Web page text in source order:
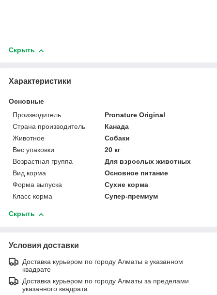
Скрыть
Характеристики
Основные
Производитель
Pronature Original
Страна производитель
Канада
Животное
Собаки
Вес упаковки
20 кг
Возрастная группа
Для взрослых животных
Вид корма
Основное питание
Форма выпуска
Сухие корма
Класс корма
Супер-премиум
Скрыть
Условия доставки
Доставка курьером по городу Алматы в указанном
квадрате
Доставка курьером по городу Алматы за пределами
указанного квадрата